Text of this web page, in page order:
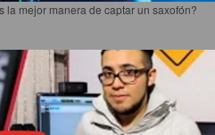
la mejor manera de captar un saxofón?